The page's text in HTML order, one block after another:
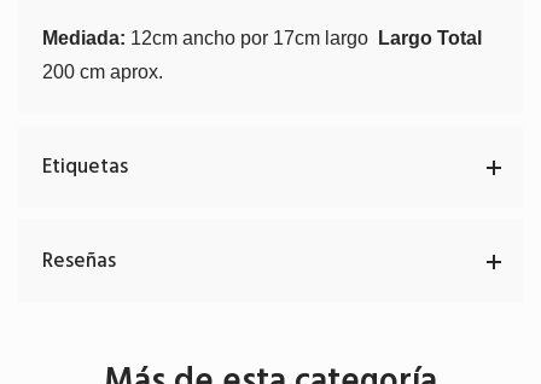
Mediada: 12cm ancho por 17cm largo
Largo Total
200 cm aprox.
Etiquetas
Reseñas